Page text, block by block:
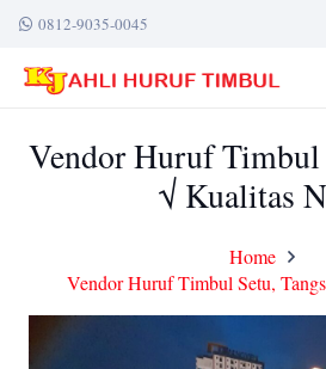
0812-9035-0045
Vendor Huruf Timbul
√ Kualitas
Home
Vendor Huruf Timbul Setu,